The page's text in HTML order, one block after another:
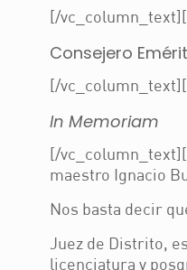
[/
Consejero
[/
In Memoriam
[/
maestro Ignacio
Nos basta decir
Juez de Distrito,
licenciatura y